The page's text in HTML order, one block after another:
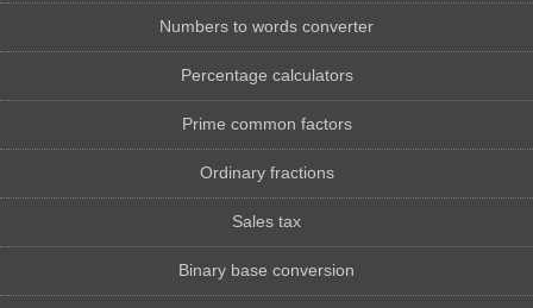
Numbers to words converter
Percentage calculators
Prime common factors
Ordinary fractions
Sales tax
Binary base conversion